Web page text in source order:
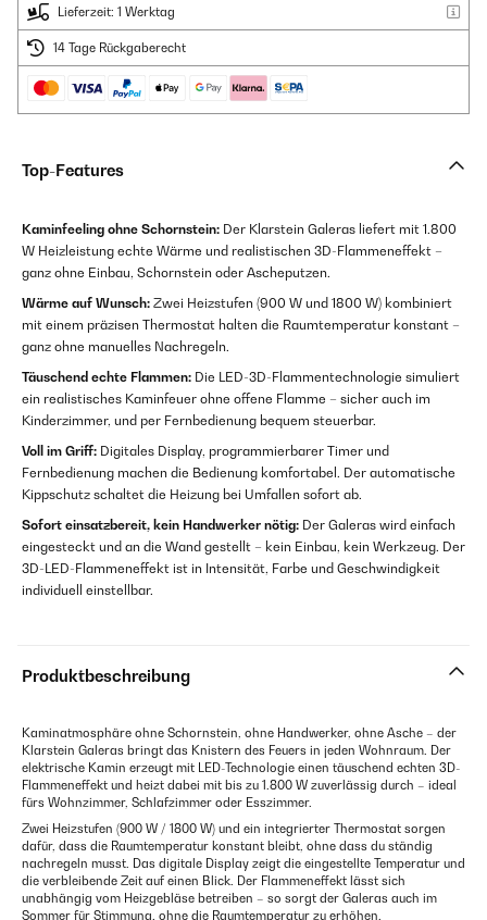
Lieferzeit: 1 Werktag
14 Tage Rückgaberecht
Top-Features
Kaminfeeling ohne Schornstein: Der Klarstein Galeras liefert mit 1.800
W Heizleistung echte Wärme und realistischen 3D-Flammeneffekt –
ganz ohne Einbau, Schornstein oder Ascheputzen.
Wärme auf Wunsch: Zwei Heizstufen (900 W und 1800 W) kombiniert
mit einem präzisen Thermostat halten die Raumtemperatur konstant –
ganz ohne manuelles Nachregeln.
Täuschend echte Flammen: Die LED-3D-Flammentechnologie simuliert
ein realistisches Kaminfeuer ohne offene Flamme – sicher auch im
Kinderzimmer, und per Fernbedienung bequem steuerbar.
Voll im Griff: Digitales Display, programmierbarer Timer und
Fernbedienung machen die Bedienung komfortabel. Der automatische
Kippschutz schaltet die Heizung bei Umfallen sofort ab.
Sofort einsatzbereit, kein Handwerker nötig: Der Galeras wird einfach
eingesteckt und an die Wand gestellt – kein Einbau, kein Werkzeug. Der
3D-LED-Flammeneffekt ist in Intensität, Farbe und Geschwindigkeit
individuell einstellbar.
Produktbeschreibung
Kaminatmosphäre ohne Schornstein, ohne Handwerker, ohne Asche – der
Klarstein Galeras bringt das Knistern des Feuers in jeden Wohnraum. Der
elektrische Kamin erzeugt mit LED-Technologie einen täuschend echten 3D-
Flammeneffekt und heizt dabei mit bis zu 1.800 W zuverlässig durch – ideal
fürs Wohnzimmer, Schlafzimmer oder Esszimmer.
Zwei Heizstufen (900 W / 1800 W) und ein integrierter Thermostat sorgen
dafür, dass die Raumtemperatur konstant bleibt, ohne dass du ständig
nachregeln musst. Das digitale Display zeigt die eingestellte Temperatur und
die verbleibende Zeit auf einen Blick. Der Flammeneffekt lässt sich
unabhängig vom Heizgebläse betreiben – so sorgt der Galeras auch im
Sommer für Stimmung, ohne die Raumtemperatur zu erhöhen.